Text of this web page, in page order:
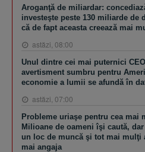
Aroganţă de miliardar:
investeşte peste 130 miliarde de
că de fapt aceasta creează mai
astăzi, 08:00
Unul dintre cei mai puternici
avertisment sumbru pentru
economie a lumii se afundă în
astăzi, 07:00
Probleme uriaşe pentru cea mai
Milioane de oameni îşi caută,
un loc de muncă şi tot mai mulţi
mai angaja